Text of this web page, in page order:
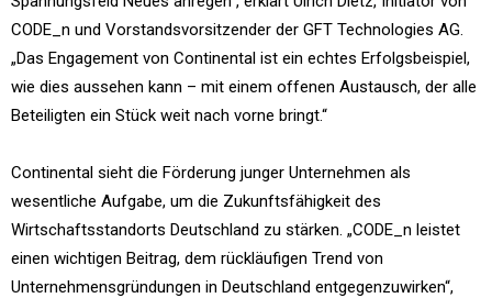
CODE_n und Vorstandsvorsitzender der GFT Technologies AG.
„Das Engagement von Continental ist ein echtes Erfolgsbeispiel,
wie dies aussehen kann – mit einem offenen Austausch, der alle
Beteiligten ein Stück weit nach vorne bringt.“
Continental sieht die Förderung junger Unternehmen als
wesentliche Aufgabe, um die Zukunftsfähigkeit des
Wirtschaftsstandorts Deutschland zu stärken. „CODE_n leistet
einen wichtigen Beitrag, dem rückläufigen Trend von
Unternehmensgründungen in Deutschland entgegenzuwirken“,